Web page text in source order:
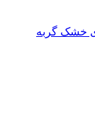
خشک گربه